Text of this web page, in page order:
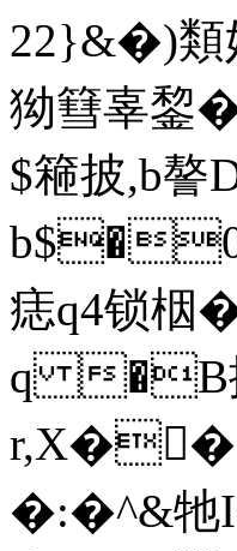
22}&�)
狕篲辜錅
$篐披,b
痣q4锁栶
q �B
r,X��
�:�^&